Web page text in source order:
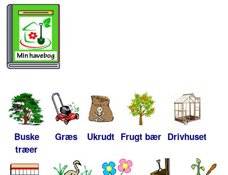
Buske
træer
Græs Ukrudt Frugt bær Drivhuset